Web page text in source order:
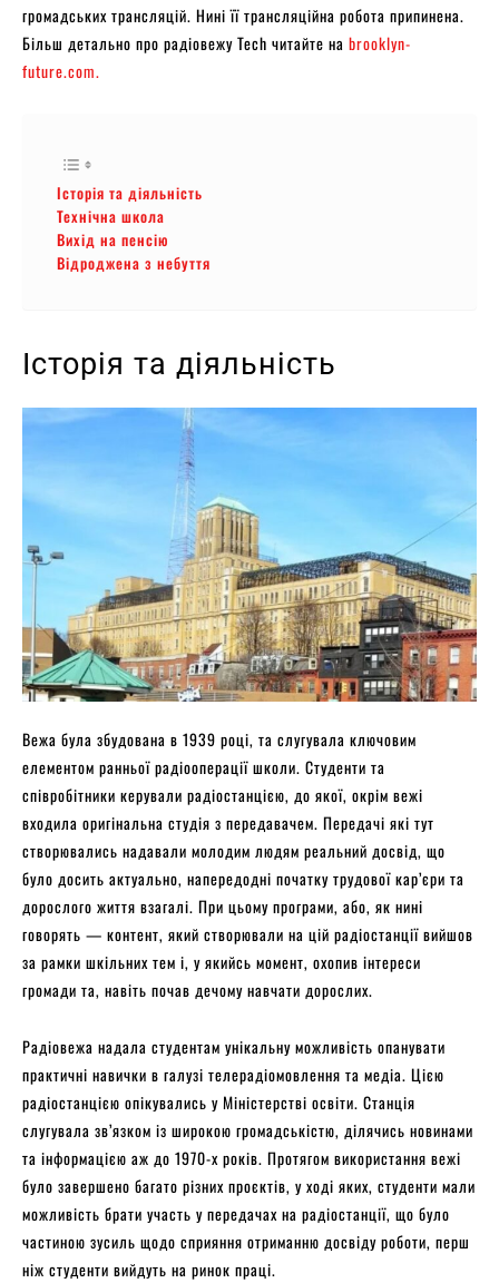
громадських трансляцій. Нині її трансляційна робота припинена.
Більш детально про радіовежу Tech читайте на brooklyn-
future.com.
Історія та діяльність
Технічна школа
Вихід на пенсію
Відроджена з небуття
Історія та діяльність
Вежа була збудована в 1939 році, та слугувала ключовим
елементом ранньої радіооперації школи. Студенти та
співробітники керували радіостанцією, до якої, окрім вежі
входила оригінальна студія з передавачем. Передачі які тут
створювались надавали молодим людям реальний досвід, що
було досить актуально, напередодні початку трудової кар’єри та
дорослого життя взагалі. При цьому програми, або, як нині
говорять — контент, який створювали на цій радіостанції вийшов
за рамки шкільних тем і, у якийсь момент, охопив інтереси
громади та, навіть почав дечому навчати дорослих.
Радіовежа надала студентам унікальну можливість опанувати
практичні навички в галузі телерадіомовлення та медіа. Цією
радіостанцією опікувались у Міністерстві освіти. Станція
слугувала зв’язком із широкою громадськістю, ділячись новинами
та інформацією аж до 1970-х років. Протягом використання вежі
було завершено багато різних проєктів, у ході яких, студенти мали
можливість брати участь у передачах на радіостанції, що було
частиною зусиль щодо сприяння отриманню досвіду роботи, перш
ніж студенти вийдуть на ринок праці.